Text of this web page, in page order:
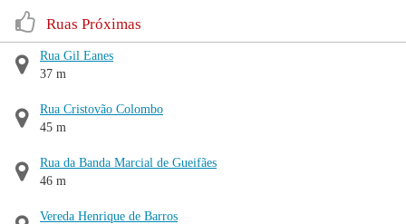
Ruas Próximas
Rua Gil Eanes
37 m
Rua Cristovão Colombo
45 m
Rua da Banda Marcial de Gueifães
46 m
Vereda Henrique de Barros